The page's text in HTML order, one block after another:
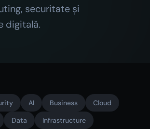
securitate și
digitală.
AI Business
Cloud
Data Infrastructure